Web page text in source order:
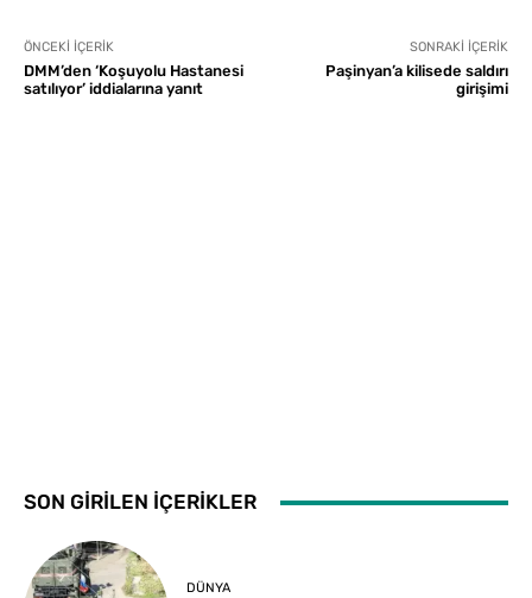
ÖNCEKI İÇERIK
DMM’den ‘Koşuyolu Hastanesi
satılıyor’ iddialarına yanıt
SONRAKI İÇERIK
Paşinyan’a kilisede saldırı
girişimi
SON GİRİLEN İÇERİKLER
DÜNYA